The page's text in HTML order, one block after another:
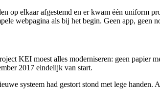
op elkaar afgestemd en er kwam één uniform
webpagina als bij het begin. Geen app, geen
KEI moest alles moderniseren: geen papier
2017 eindelijk van start.
systeem had gestort stond met lege